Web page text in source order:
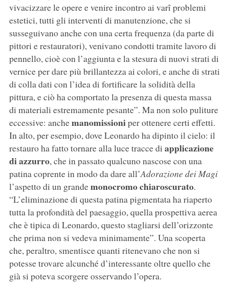
vivacizzare le opere e venire incontro ai varî problemi
estetici, tutti gli interventi di manutenzione, che si
susseguivano anche con una certa frequenza (da parte di
pittori e restauratori), venivano condotti tramite lavoro di
pennello, cioè con l’aggiunta e la stesura di nuovi strati di
vernice per dare più brillantezza ai colori, e anche di strati
di colla dati con l’idea di fortificare la solidità della
pittura, e ciò ha comportato la presenza di questa massa
di materiali estremamente pesante”. Ma non solo puliture
eccessive: anchemanomissioniper ottenere certi effetti.
In alto, per esempio, dove Leonardo ha dipinto il cielo: il
restauro ha fatto tornare alla luce tracce di applicazione
di azzurro, che in passato qualcuno nascose con una
patina coprente in modo da dare all’Adorazione dei Magi
l’aspetto di un grandemonocromo chiaroscurato.
“L’eliminazione di questa patina pigmentata ha riaperto
tutta la profondità del paesaggio, quella prospettiva aerea
che è tipica di Leonardo, questo stagliarsi dell’orizzonte
che prima non si vedeva minimamente”. Una scoperta
che, peraltro, smentisce quanti ritenevano che non si
potesse trovare alcunché d’interessante oltre quello che
già si poteva scorgere osservando l’opera.